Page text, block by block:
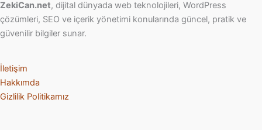
ZekiCan.net, dijital dünyada web teknolojileri, WordPress
çözümleri, SEO ve içerik yönetimi konularında güncel, pratik ve
güvenilir bilgiler sunar.
İletişim
Hakkımda
Gizlilik Politikamız